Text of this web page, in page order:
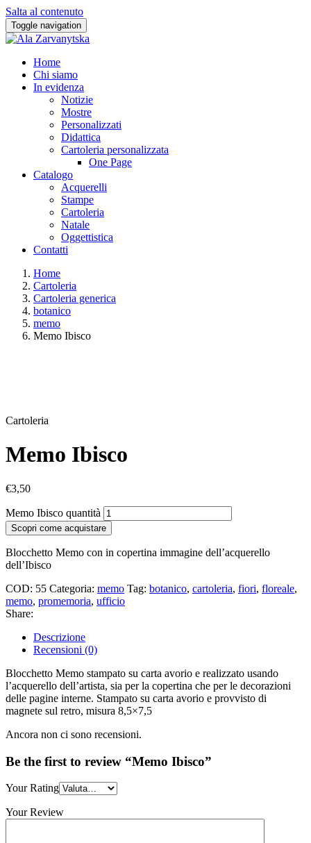
Salta al contenuto
Toggle navigation
Home
Chi siamo
In evidenza
Notizie
Mostre
Personalizzati
Didattica
Cartoleria personalizzata
One Page
Catalogo
Acquerelli
Stampe
Cartoleria
Natale
Oggettistica
Contatti
Home
Cartoleria
Cartoleria generica
botanico
memo
Memo Ibisco
Cartoleria
Memo Ibisco
€3,50
Memo Ibisco quantità
Scopri come acquistare
Blocchetto Memo con in copertina immagine dell’acquerello
dell’Ibisco
COD: 55 Categoria: memo Tag: botanico, cartoleria, fiori, floreale,
memo, promemoria, ufficio
Share:
Descrizione
Recensioni (0)
Blocchetto Memo stampato su carta avorio e realizzato usando
l’acquerello dell’artista, sia per la copertina che per le decorazioni
delle pagine interne. Stampato su carta avorio e provvisto di
magnete sul retro, misura 8,5×7,5
Ancora non ci sono recensioni.
Be the first to review “Memo Ibisco”
Your Rating
Your Review